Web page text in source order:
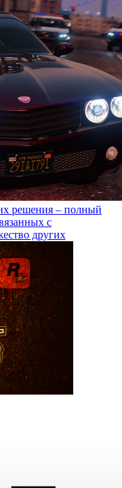
решения – полный
с
других